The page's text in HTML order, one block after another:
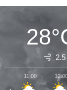
11:00